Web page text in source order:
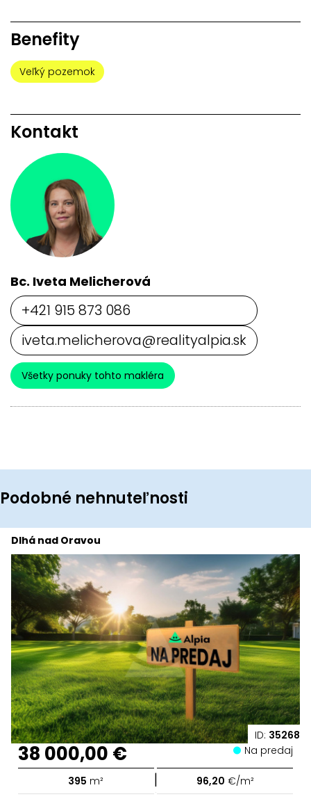
Benefity
Veľký pozemok
Kontakt
Bc. Iveta Melicherová
+421 915 873 086
iveta.melicherova@realityalpia.sk
Všetky ponuky tohto makléra
Podobné nehnuteľnosti
ID: 35268
Dlhá nad Oravou
38 000,00 € Na predaj
395 m² | 96,20 €/m²